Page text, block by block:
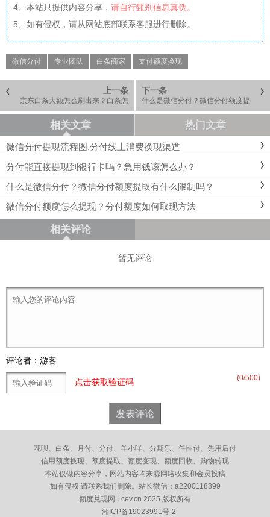
4、本站只提供内容分享，请自行甄别信息真伪。
5、如有侵权，请从网站底部联系客服进行删除。
微信分付 专业团队 白条商家 支付额度换现
上一条
京东白条大额怎么刷出来？白条怎
下一条
什么是微信分付？微信分付额度提
相关文章 热门文章
微信分付提现流程图,分付线上消费换现渠道
分付能直接提现到银行卡吗？急用钱该怎么办？
什么是微信分付？微信分付额度提取有什么限制吗？
微信分付额度怎么提现？分付额度如何取现方法
相关评论
暂无评论
评论者：游客
(0/500)
点击获取验证码
花呗、白条、月付、分付、羊小咩、分期乐、任性付、先用后付
信用额度换现、额度提取、额度变现、额度回收、购物转现
本站仅做内容分享，网站内容均来源网络收集和会员投稿
如有侵权,请联系我们删除。 站长微信：a2200118899
额度兑现网 Lcev.cn 2025 版权所有
湘ICP备19023991号-2